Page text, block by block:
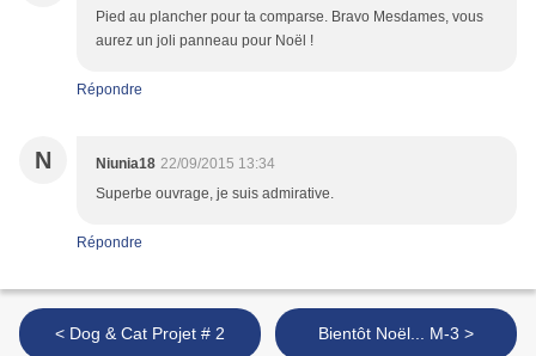
Pied au plancher pour ta comparse. Bravo Mesdames, vous
aurez un joli panneau pour Noël !
Répondre
N Niunia18 22/09/2015 13:34
Superbe ouvrage, je suis admirative.
Répondre
< Dog & Cat Projet # 2 Bientôt Noël... M-3 >